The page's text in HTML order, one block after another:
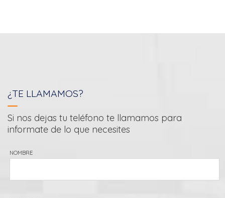
¿TE LLAMAMOS?
Si nos dejas tu teléfono te llamamos para
informate de lo que necesites
NOMBRE